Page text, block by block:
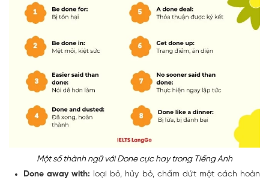
Một số thành ngữ với Done cực hay trong Tiếng Anh
Done away with: loại bỏ, hủy bỏ, chấm dứt một cách hoàn